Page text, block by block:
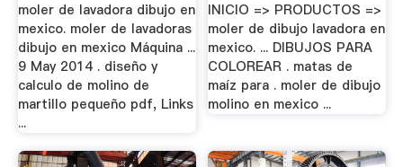
moler de lavadora dibujo en
mexico. moler de lavadoras
dibujo en mexico Máquina ...
9 May 2014 . diseño y
calculo de molino de
martillo pequeño pdf, Links
...
INICIO => PRODUCTOS =>
moler de dibujo lavadora en
mexico. ... DIBUJOS PARA
COLOREAR . matas de
maíz para . moler de dibujo
molino en mexico ...